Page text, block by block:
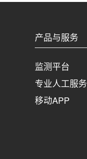
产品与服务
监测平台
专业人工服务
移动APP